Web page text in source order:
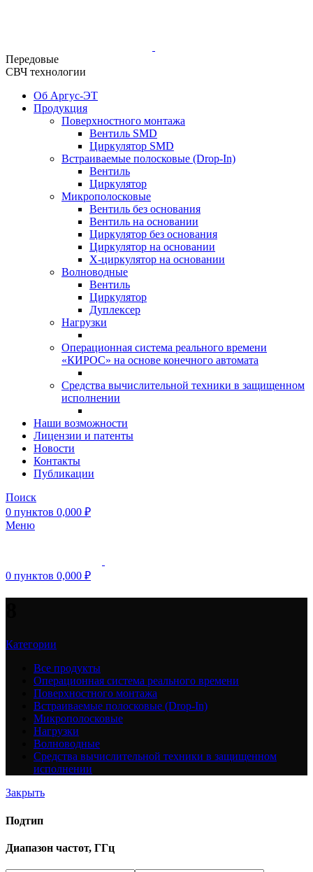
Передовые
СВЧ технологии
Об Аргус-ЭТ
Продукция
Поверхностного монтажа
Вентиль SMD
Циркулятор SMD
Встраиваемые полосковые (Drop-In)
Вентиль
Циркулятор
Микрополосковые
Вентиль без основания
Вентиль на основании
Циркулятор без основания
Циркулятор на основании
Х-циркулятор на основании
Волноводные
Вентиль
Циркулятор
Дуплексер
Нагрузки
Операционная система реального времени
«КИРОС» на основе конечного автомата
Средства вычислительной техники в защищенном
исполнении
Наши возможности
Лицензии и патенты
Новости
Контакты
Публикации
Поиск
0 пунктов 0,000 ₽
Меню
0 пунктов 0,000 ₽
Категории
Все продукты
Операционная система реального времени
Поверхностного монтажа
Встраиваемые полосковые (Drop-In)
Микрополосковые
Нагрузки
Волноводные
Средства вычислительной техники в защищенном
исполнении
Закрыть
Подтип
Диапазон частот, ГГц